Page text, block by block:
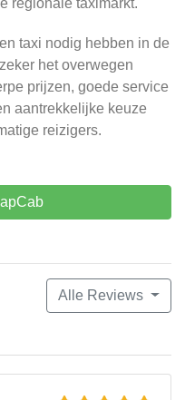
regionale taximarkt.
taxi nodig hebben in de
het overwegen
prijzen, goede service
aantrekkelijke keuze
reizigers.
Alle Reviews